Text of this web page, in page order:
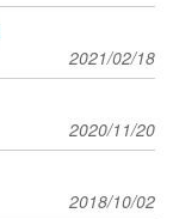
2021/02/18
2020/11/20
2018/10/02